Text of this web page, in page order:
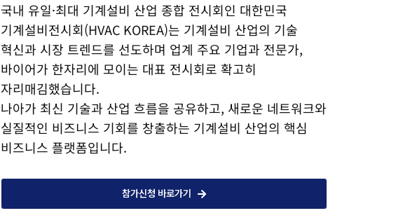
국내 유일·최대 기계설비 산업 종합 전시회인 대한민국
기계설비전시회(HVAC KOREA)는 기계설비 산업의 기술
혁신과 시장 트렌드를 선도하며 업계 주요 기업과 전문가,
바이어가 한자리에 모이는 대표 전시회로 확고히
자리매김했습니다.
나아가 최신 기술과 산업 흐름을 공유하고, 새로운 네트워크와
실질적인 비즈니스 기회를 창출하는 기계설비 산업의 핵심
비즈니스 플랫폼입니다.
참가신청 바로가기